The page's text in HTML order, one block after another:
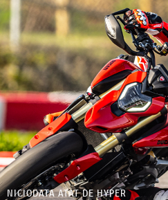
OFERTE
ECHIPAMENTE
SERVICE
TEST DRIVE
CONFIGURATOR
PRETURI
NICIODATA ATAT DE HYPER